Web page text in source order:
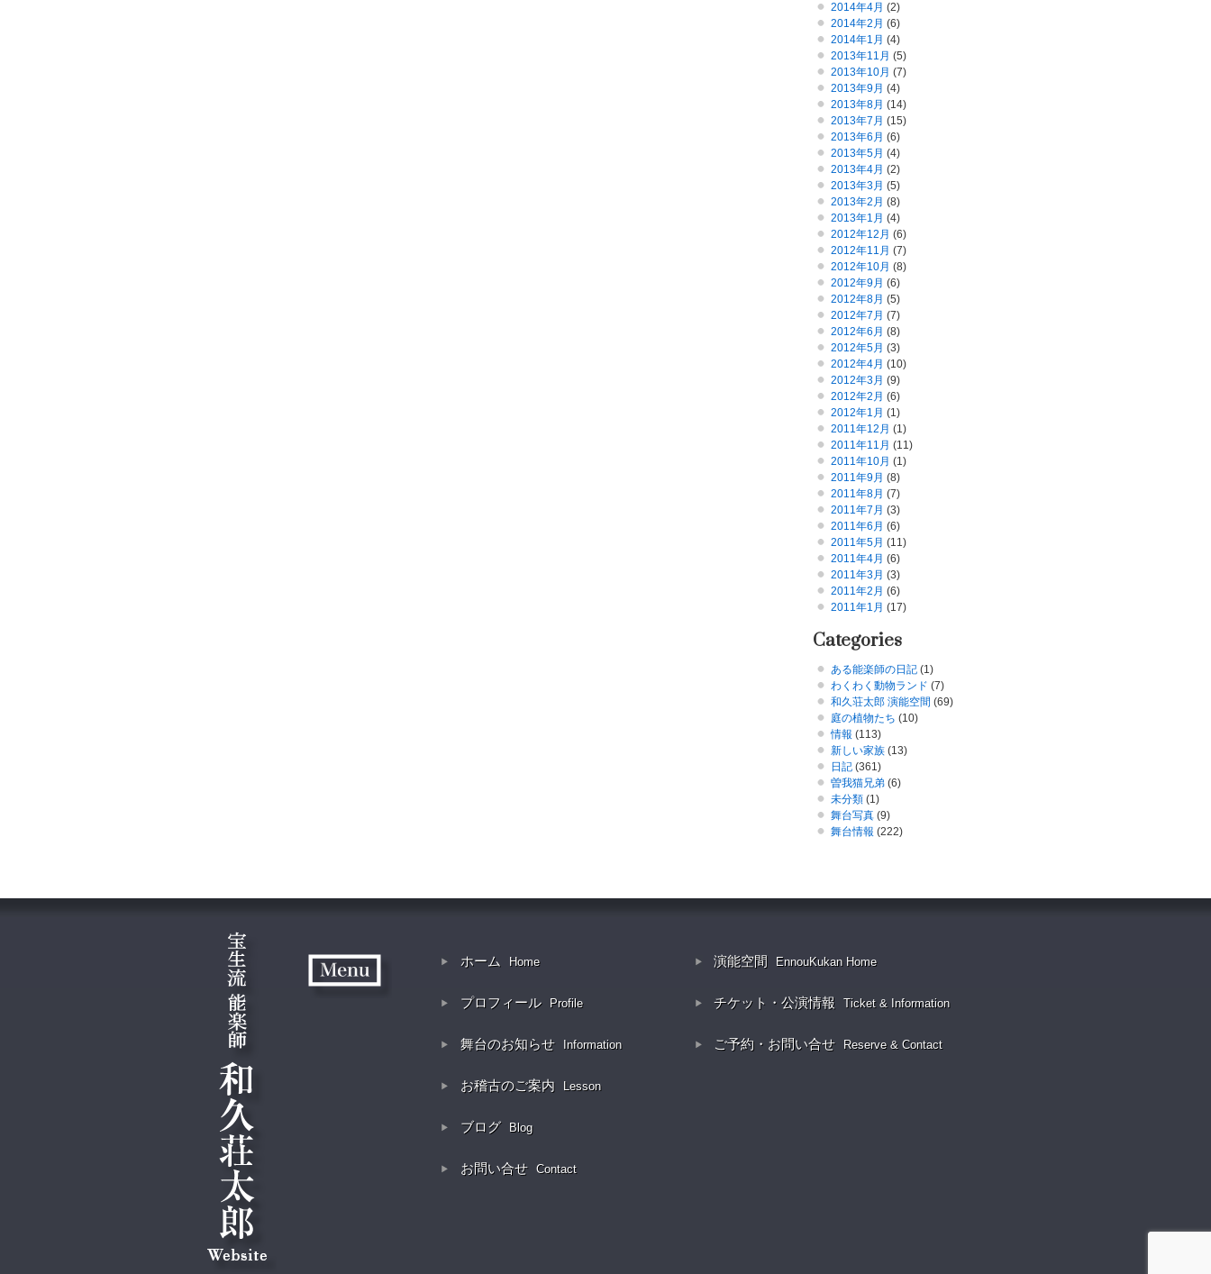
2014年4月 (2)
2014年2月 (6)
2014年1月 (4)
2013年11月 (5)
2013年10月 (7)
2013年9月 (4)
2013年8月 (14)
2013年7月 (15)
2013年6月 (6)
2013年5月 (4)
2013年4月 (2)
2013年3月 (5)
2013年2月 (8)
2013年1月 (4)
2012年12月 (6)
2012年11月 (7)
2012年10月 (8)
2012年9月 (6)
2012年8月 (5)
2012年7月 (7)
2012年6月 (8)
2012年5月 (3)
2012年4月 (10)
2012年3月 (9)
2012年2月 (6)
2012年1月 (1)
2011年12月 (1)
2011年11月 (11)
2011年10月 (1)
2011年9月 (8)
2011年8月 (7)
2011年7月 (3)
2011年6月 (6)
2011年5月 (11)
2011年4月 (6)
2011年3月 (3)
2011年2月 (6)
2011年1月 (17)
Categories
ある能楽師の日記 (1)
わくわく動物ランド (7)
和久荘太郎 演能空間 (69)
庭の植物たち (10)
情報 (113)
新しい家族 (13)
日記 (361)
曽我猫兄弟 (6)
未分類 (1)
舞台写真 (9)
舞台情報 (222)
ホーム Home
プロフィール Profile
舞台のお知らせ Information
お稽古のご案内 Lesson
ブログ Blog
お問い合せ Contact
演能空間 EnnouKukan Home
チケット・公演情報 Ticket & Information
ご予約・お問い合せ Reserve & Contact